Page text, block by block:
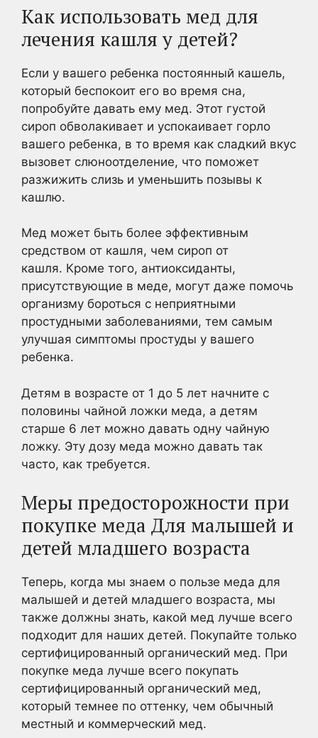
Как использовать мед для
лечения кашля у детей?
Если у вашего ребенка постоянный кашель,
который беспокоит его во время сна,
попробуйте давать ему мед. Этот густой
сироп обволакивает и успокаивает горло
вашего ребенка, в то время как сладкий вкус
вызовет слюноотделение, что поможет
разжижить слизь и уменьшить позывы к
кашлю.
Мед может быть более эффективным
средством от кашля, чем сироп от
кашля. Кроме того, антиоксиданты,
присутствующие в меде, могут даже помочь
организму бороться с неприятными
простудными заболеваниями, тем самым
улучшая симптомы простуды у вашего
ребенка.
Детям в возрасте от 1 до 5 лет начните с
половины чайной ложки меда, а детям
старше 6 лет можно давать одну чайную
ложку. Эту дозу меда можно давать так
часто, как требуется.
Меры предосторожности при
покупке меда Для малышей и
детей младшего возраста
Теперь, когда мы знаем о пользе меда для
малышей и детей младшего возраста, мы
также должны знать, какой мед лучше всего
подходит для наших детей. Покупайте только
сертифицированный органический мед. При
покупке меда лучше всего покупать
сертифицированный органический мед,
который темнее по оттенку, чем обычный
местный и коммерческий мед.